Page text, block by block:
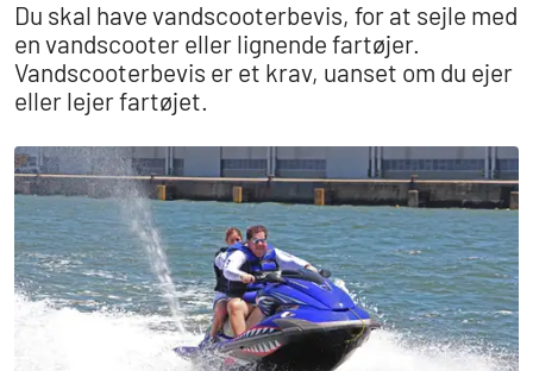
Du skal have vandscooterbevis, for at sejle med
en vandscooter eller lignende fartøjer.
Vandscooterbevis er et krav, uanset om du ejer
eller lejer fartøjet.